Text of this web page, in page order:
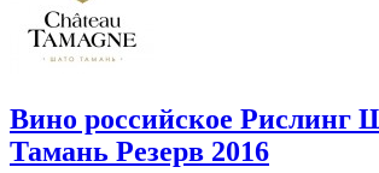
Вино российское Рислинг
Тамань Резерв 2016